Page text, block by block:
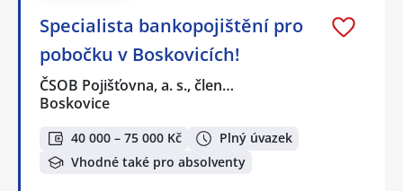
Specialista bankopojištění pro
pobočku v Boskovicích!
ČSOB Pojišťovna, a. s., člen…
Boskovice
40 000 – 75 000 Kč
Plný úvazek
Vhodné také pro absolventy